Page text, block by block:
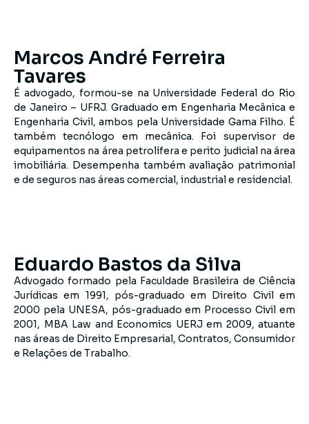
Marcos André Ferreira
Tavares
É advogado, formou-se na Universidade Federal do Rio
de Janeiro – UFRJ. Graduado em Engenharia Mecânica e
Engenharia Civil, ambos pela Universidade Gama Filho. É
também tecnólogo em mecânica. Foi supervisor de
equipamentos na área petrolífera e perito judicial na área
imobiliária. Desempenha também avaliação patrimonial
e de seguros nas áreas comercial, industrial e residencial.
Eduardo Bastos da Silva
Advogado formado pela Faculdade Brasileira de Ciência
Jurídicas em 1991, pós-graduado em Direito Civil em
2000 pela UNESA, pós-graduado em Processo Civil em
2001, MBA Law and Economics UERJ em 2009, atuante
nas áreas de Direito Empresarial, Contratos, Consumidor
e Relações de Trabalho.